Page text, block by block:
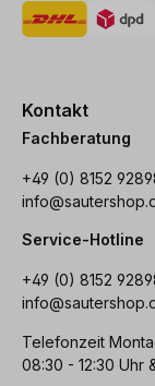
Kontakt
Fachberatung
+49 (0) 8152
Service-Hotline
+49 (0) 8152
Telefonzeit
08:30 - 12:30 Uhr